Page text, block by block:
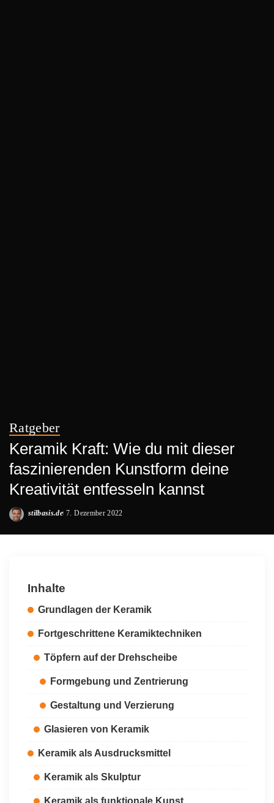
Ratgeber
Keramik Kraft: Wie du mit dieser
faszinierenden Kunstform deine
Kreativität entfesseln kannst
Posted
stilbasis.de 7. Dezember 2022
Inhalte
Grundlagen der Keramik
Fortgeschrittene Keramiktechniken
Töpfern auf der Drehscheibe
Formgebung und Zentrierung
Gestaltung und Verzierung
Glasieren von Keramik
Keramik als Ausdrucksmittel
Keramik als Skulptur
Keramik als funktionale Kunst